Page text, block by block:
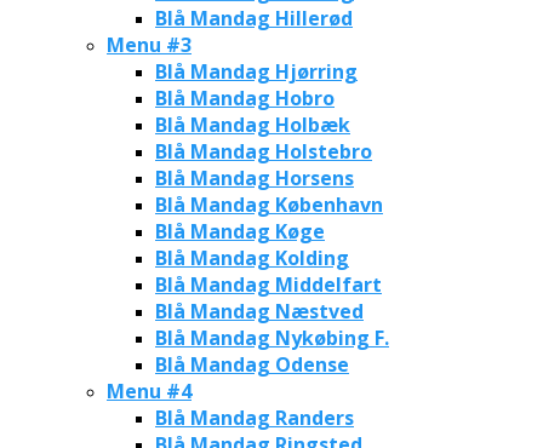
Blå Mandag Hillerød
Menu #3
Blå Mandag Hjørring
Blå Mandag Hobro
Blå Mandag Holbæk
Blå Mandag Holstebro
Blå Mandag Horsens
Blå Mandag København
Blå Mandag Køge
Blå Mandag Kolding
Blå Mandag Middelfart
Blå Mandag Næstved
Blå Mandag Nykøbing F.
Blå Mandag Odense
Menu #4
Blå Mandag Randers